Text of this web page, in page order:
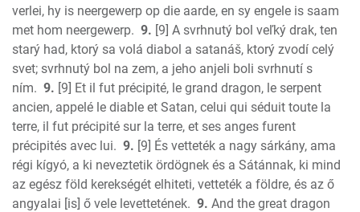
verlei, hy is neergewerp op die aarde, en sy engele is saam
met hom neergewerp. 9. [9] A svrhnutý bol veľký drak, ten
starý had, ktorý sa volá diabol a satanáš, ktorý zvodí celý
svet; svrhnutý bol na zem, a jeho anjeli boli svrhnutí s
ním. 9. [9] Et il fut précipité, le grand dragon, le serpent
ancien, appelé le diable et Satan, celui qui séduit toute la
terre, il fut précipité sur la terre, et ses anges furent
précipités avec lui. 9. [9] És vetteték a nagy sárkány, ama
régi kígyó, a ki neveztetik ördögnek és a Sátánnak, ki mind
az egész föld kerekségét elhiteti, vetteték a földre, és az ő
angyalai [is] ő vele levettetének. 9. And the great dragon